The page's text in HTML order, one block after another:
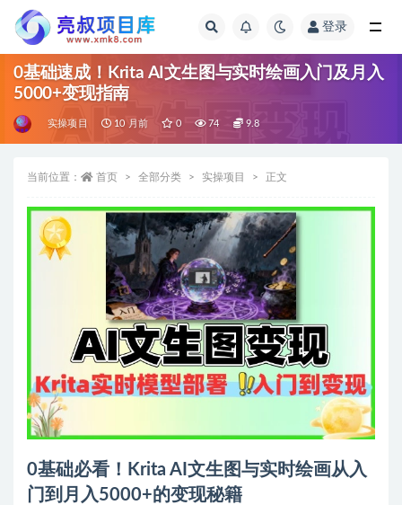
登录
0基础速成！Krita AI文生图与实时绘画入门及月入
5000+变现指南
实操项目 10 月前 0 74 9.8
当前位置： 首页 全部分类 实操项目 正文
0基础必看！Krita AI文生图与实时绘画从入
门到月入5000+的变现秘籍